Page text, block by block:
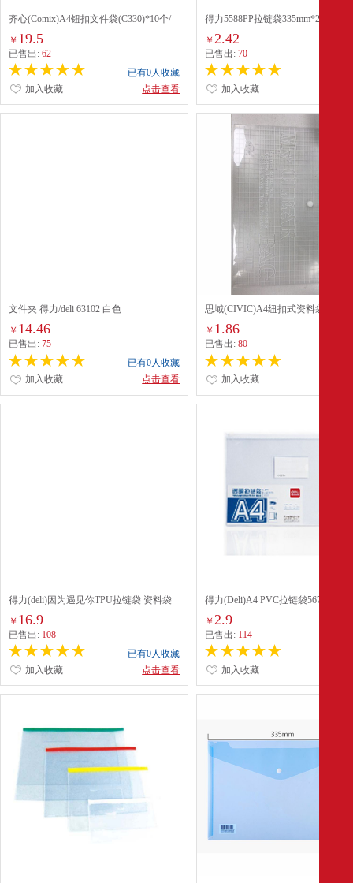
齐心(Comix)A4钮扣文件袋(C330)*10个/
￥ 19.5
已售出: 62
已有0人收藏
点击查看
加入收藏
得力5588PP拉链袋335mm*245mm
￥2.42
已售出:70
加入收藏
文件夹 得力/deli 63102 白色
￥ 14.46
已售出: 75
已有0人收藏
点击查看
加入收藏
思域(CIVIC)A4纽扣式资料袋
装) 白色
￥ 1.86
已售出:80
加入收藏
得力(deli)因为遇见你TPU拉链袋 资料袋
64867
￥ 16.9
已售出: 108
已有0人收藏
点击查看
加入收藏
得力(Deli)A4 PVC拉链袋5674 透明
￥ 2.9
已售出: 114
加入收藏